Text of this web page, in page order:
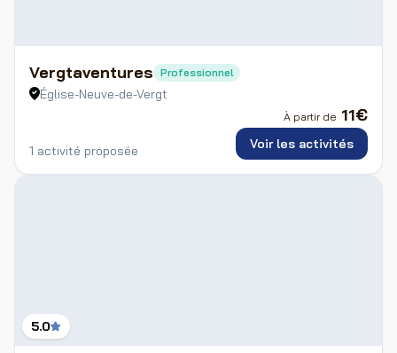
Vergtaventures Professionnel
Église-Neuve-de-Vergt
1 activité proposée
À partir de 11€
Voir les activités
5.0